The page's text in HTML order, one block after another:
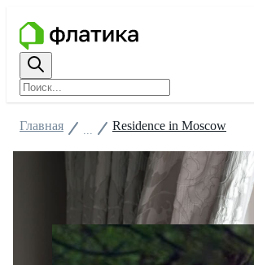
Главная Residence in Moscow